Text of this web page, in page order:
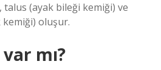
talus (ayak bileği kemiği) ve
oluşur.
mı?